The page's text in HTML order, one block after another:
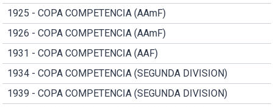
1925 - COPA COMPETENCIA (AAmF)
1926 - COPA COMPETENCIA (AAmF)
1931 - COPA COMPETENCIA (AAF)
1934 - COPA COMPETENCIA (SEGUNDA DIVISION)
1939 - COPA COMPETENCIA (SEGUNDA DIVISION)